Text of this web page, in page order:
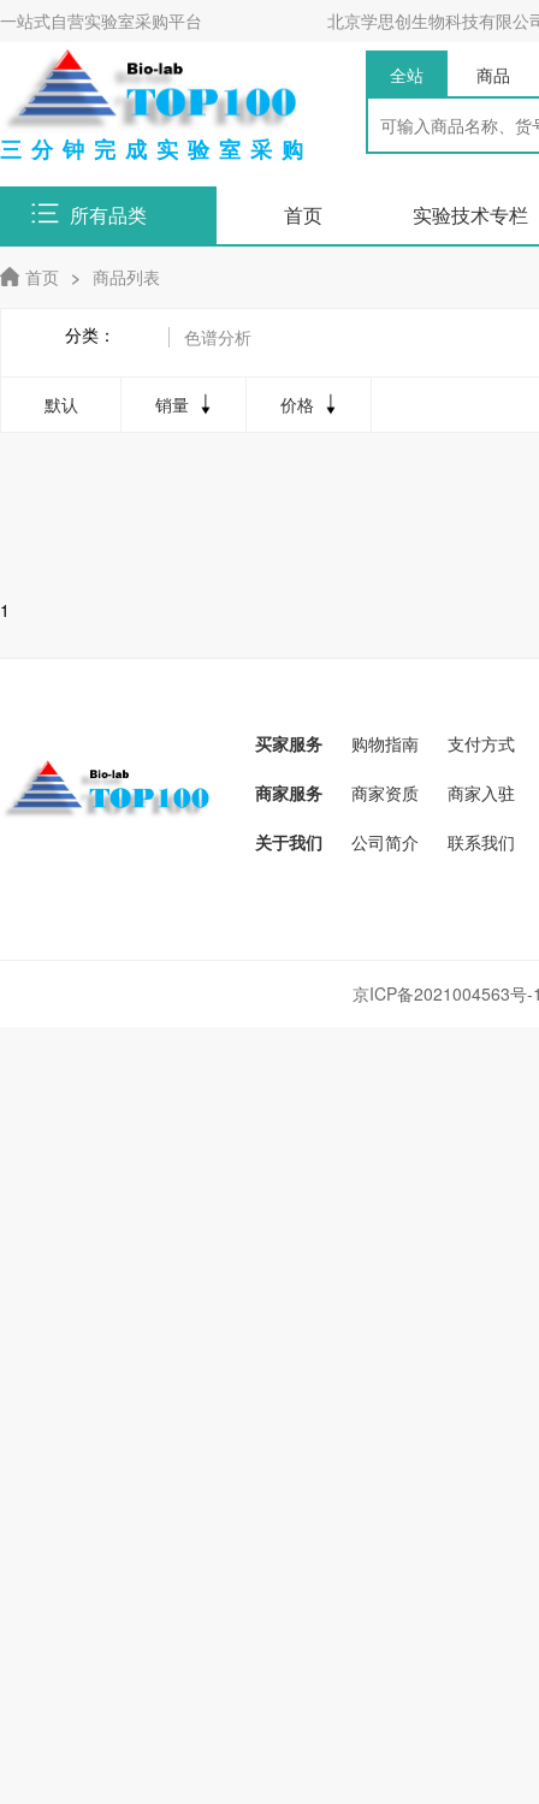
一站式自营实验室采购平台 北京学思创生物科技有限公
三分钟完成实验室采购
全站 商品
所有品类 首页 实验技术专栏
首页 > 商品列表
分类： 色谱分析
默认 销量 价格
1
买家服务 购物指南 支付方式
商家服务 商家资质 商家入驻
关于我们 公司简介 联系我们
京ICP备2021004563号-